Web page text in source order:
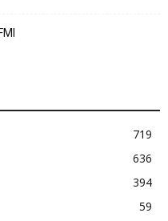
719
636
394
59